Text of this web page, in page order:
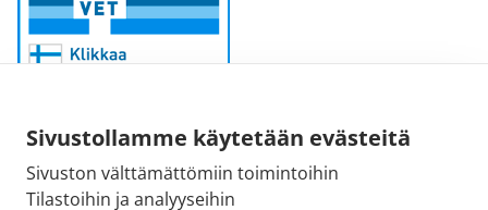
Sivustollamme käytetään evästeitä
Sivuston välttämättömiin toimintoihin
Tilastoihin ja analyyseihin
Sähköpostiosoite: